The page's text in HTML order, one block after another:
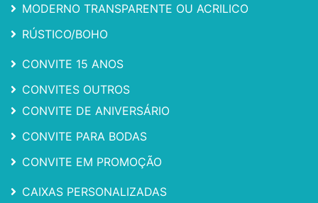
MODERNO TRANSPARENTE OU ACRILICO
RÚSTICO/BOHO
CONVITE 15 ANOS
CONVITES OUTROS
CONVITE DE ANIVERSÁRIO
CONVITE PARA BODAS
CONVITE EM PROMOÇÃO
CAIXAS PERSONALIZADAS